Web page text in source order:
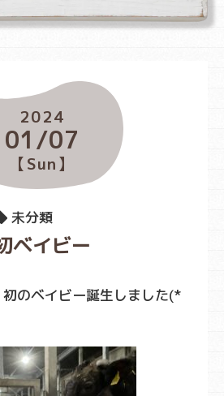
2024
01/07
【Sun】
未分類
ベイビー
のベイビー誕生しました(*